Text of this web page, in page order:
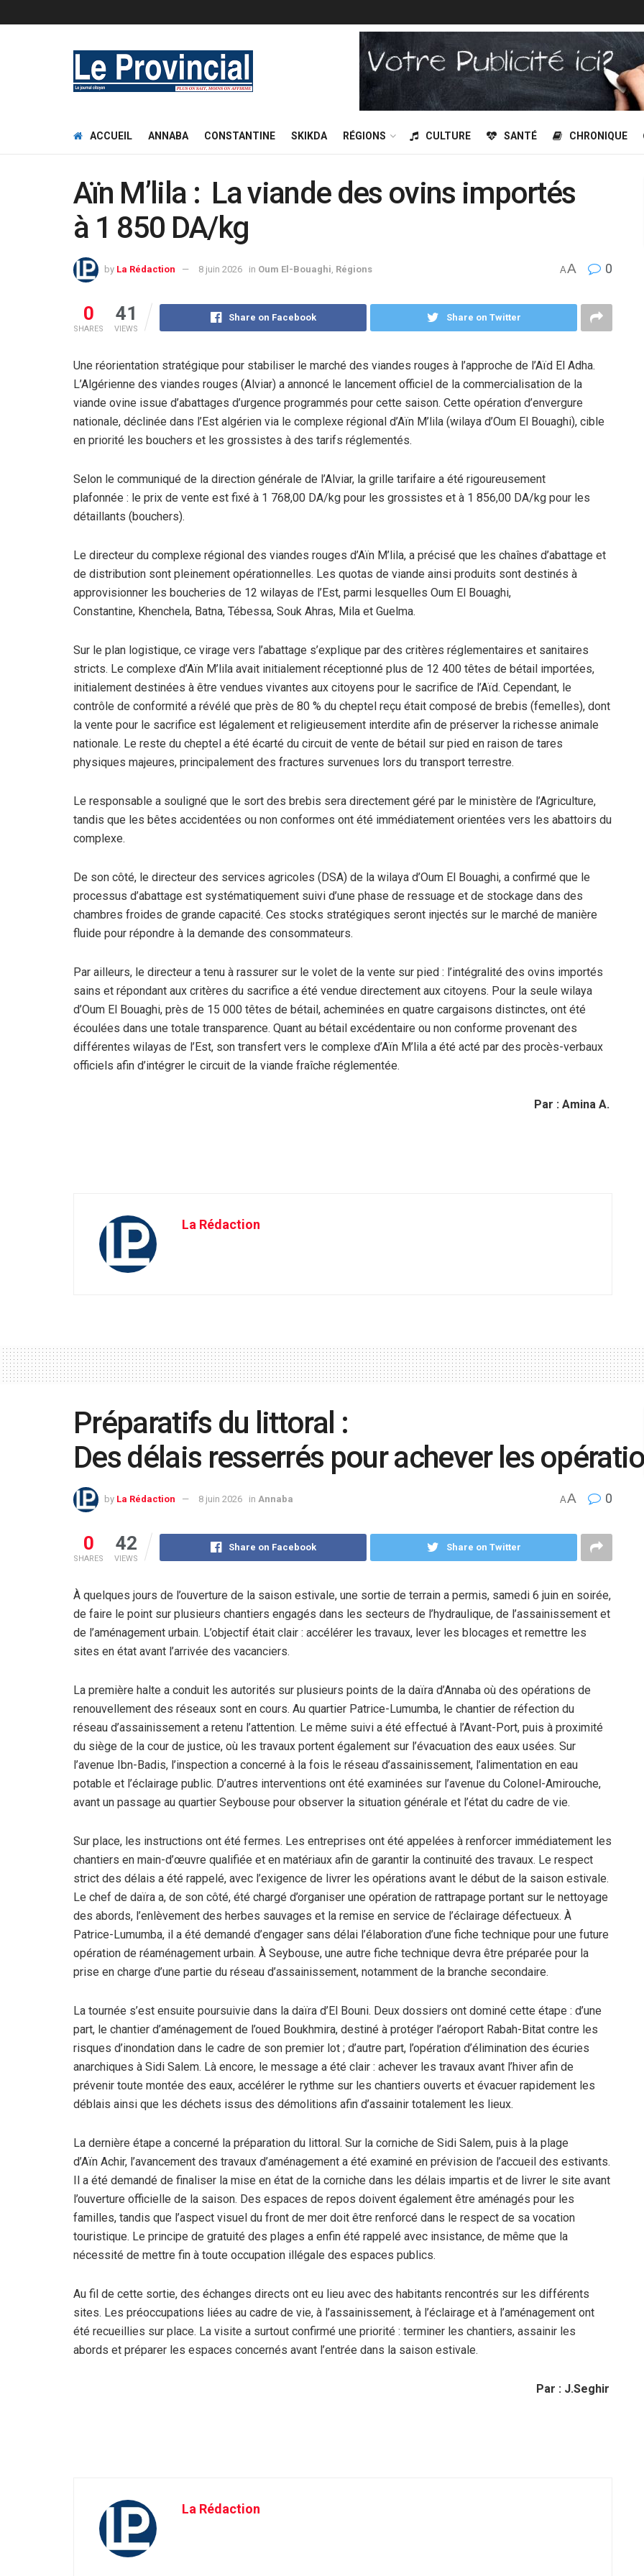
ACCUEIL ANNABA CONSTANTINE SKIKDA RÉGIONS CULTURE SANTÉ CHRONIQUE
Aïn M’lila : La viande des ovins importés
à 1 850 DA/kg
by La Rédaction 8 juin 2026 in Oum El-Bouaghi Régions AA 0
0
SHARES
41
VIEWS
Share on Facebook Share on Twitter
Une réorientation stratégique pour stabiliser le marché des viandes rouges à l’approche de l’Aïd El Adha.
L’Algérienne des viandes rouges (Alviar) a annoncé le lancement officiel de la commercialisation de la
viande ovine issue d’abattages d’urgence programmés pour cette saison. Cette opération d’envergure
nationale, déclinée dans l’Est algérien via le complexe régional d’Aïn M’lila (wilaya d’Oum El Bouaghi), cible
en priorité les bouchers et les grossistes à des tarifs réglementés.
Selon le communiqué de la direction générale de l’Alviar, la grille tarifaire a été rigoureusement
plafonnée : le prix de vente est fixé à 1 768,00 DA/kg pour les grossistes et à 1 856,00 DA/kg pour les
détaillants (bouchers).
Le directeur du complexe régional des viandes rouges d’Aïn M’lila, a précisé que les chaînes d’abattage et
de distribution sont pleinement opérationnelles. Les quotas de viande ainsi produits sont destinés à
approvisionner les boucheries de 12 wilayas de l’Est, parmi lesquelles Oum El Bouaghi,
Constantine, Khenchela, Batna, Tébessa, Souk Ahras, Mila et Guelma.
Sur le plan logistique, ce virage vers l’abattage s’explique par des critères réglementaires et sanitaires
stricts. Le complexe d’Aïn M’lila avait initialement réceptionné plus de 12 400 têtes de bétail importées,
initialement destinées à être vendues vivantes aux citoyens pour le sacrifice de l’Aïd. Cependant, le
contrôle de conformité a révélé que près de 80 % du cheptel reçu était composé de brebis (femelles), dont
la vente pour le sacrifice est légalement et religieusement interdite afin de préserver la richesse animale
nationale. Le reste du cheptel a été écarté du circuit de vente de bétail sur pied en raison de tares
physiques majeures, principalement des fractures survenues lors du transport terrestre.
Le responsable a souligné que le sort des brebis sera directement géré par le ministère de l’Agriculture,
tandis que les bêtes accidentées ou non conformes ont été immédiatement orientées vers les abattoirs du
complexe.
De son côté, le directeur des services agricoles (DSA) de la wilaya d’Oum El Bouaghi, a confirmé que le
processus d’abattage est systématiquement suivi d’une phase de ressuage et de stockage dans des
chambres froides de grande capacité. Ces stocks stratégiques seront injectés sur le marché de manière
fluide pour répondre à la demande des consommateurs.
Par ailleurs, le directeur a tenu à rassurer sur le volet de la vente sur pied : l’intégralité des ovins importés
sains et répondant aux critères du sacrifice a été vendue directement aux citoyens. Pour la seule wilaya
d’Oum El Bouaghi, près de 15 000 têtes de bétail, acheminées en quatre cargaisons distinctes, ont été
écoulées dans une totale transparence. Quant au bétail excédentaire ou non conforme provenant des
différentes wilayas de l’Est, son transfert vers le complexe d’Aïn M’lila a été acté par des procès-verbaux
officiels afin d’intégrer le circuit de la viande fraîche réglementée.
Par : Amina A.
La Rédaction
Préparatifs du littoral :
Des délais resserrés pour achever les
by La Rédaction 8 juin 2026 in Annaba AA 0
0
SHARES
42
VIEWS
Share on Facebook Share on Twitter
À quelques jours de l’ouverture de la saison estivale, une sortie de terrain a permis, samedi 6 juin en soirée,
de faire le point sur plusieurs chantiers engagés dans les secteurs de l’hydraulique, de l’assainissement et
de l’aménagement urbain. L’objectif était clair : accélérer les travaux, lever les blocages et remettre les
sites en état avant l’arrivée des vacanciers.
La première halte a conduit les autorités sur plusieurs points de la daïra d’Annaba où des opérations de
renouvellement des réseaux sont en cours. Au quartier Patrice-Lumumba, le chantier de réfection du
réseau d’assainissement a retenu l’attention. Le même suivi a été effectué à l’Avant-Port, puis à proximité
du siège de la cour de justice, où les travaux portent également sur l’évacuation des eaux usées. Sur
l’avenue Ibn-Badis, l’inspection a concerné à la fois le réseau d’assainissement, l’alimentation en eau
potable et l’éclairage public. D’autres interventions ont été examinées sur l’avenue du Colonel-Amirouche,
avant un passage au quartier Seybouse pour observer la situation générale et l’état du cadre de vie.
Sur place, les instructions ont été fermes. Les entreprises ont été appelées à renforcer immédiatement les
chantiers en main-d’œuvre qualifiée et en matériaux afin de garantir la continuité des travaux. Le respect
strict des délais a été rappelé, avec l’exigence de livrer les opérations avant le début de la saison estivale.
Le chef de daïra a, de son côté, été chargé d’organiser une opération de rattrapage portant sur le nettoyage
des abords, l’enlèvement des herbes sauvages et la remise en service de l’éclairage défectueux. À
Patrice-Lumumba, il a été demandé d’engager sans délai l’élaboration d’une fiche technique pour une future
opération de réaménagement urbain. À Seybouse, une autre fiche technique devra être préparée pour la
prise en charge d’une partie du réseau d’assainissement, notamment de la branche secondaire.
La tournée s’est ensuite poursuivie dans la daïra d’El Bouni. Deux dossiers ont dominé cette étape : d’une
part, le chantier d’aménagement de l’oued Boukhmira, destiné à protéger l’aéroport Rabah-Bitat contre les
risques d’inondation dans le cadre de son premier lot ; d’autre part, l’opération d’élimination des écuries
anarchiques à Sidi Salem. Là encore, le message a été clair : achever les travaux avant l’hiver afin de
prévenir toute montée des eaux, accélérer le rythme sur les chantiers ouverts et évacuer rapidement les
déblais ainsi que les déchets issus des démolitions afin d’assainir totalement les lieux.
La dernière étape a concerné la préparation du littoral. Sur la corniche de Sidi Salem, puis à la plage
d’Aïn Achir, l’avancement des travaux d’aménagement a été examiné en prévision de l’accueil des estivants.
Il a été demandé de finaliser la mise en état de la corniche dans les délais impartis et de livrer le site avant
l’ouverture officielle de la saison. Des espaces de repos doivent également être aménagés pour les
familles, tandis que l’aspect visuel du front de mer doit être renforcé dans le respect de sa vocation
touristique. Le principe de gratuité des plages a enfin été rappelé avec insistance, de même que la
nécessité de mettre fin à toute occupation illégale des espaces publics.
Au fil de cette sortie, des échanges directs ont eu lieu avec des habitants rencontrés sur les différents
sites. Les préoccupations liées au cadre de vie, à l’assainissement, à l’éclairage et à l’aménagement ont
été recueillies sur place. La visite a surtout confirmé une priorité : terminer les chantiers, assainir les
abords et préparer les espaces concernés avant l’entrée dans la saison estivale.
Par : J.Seghir
La Rédaction